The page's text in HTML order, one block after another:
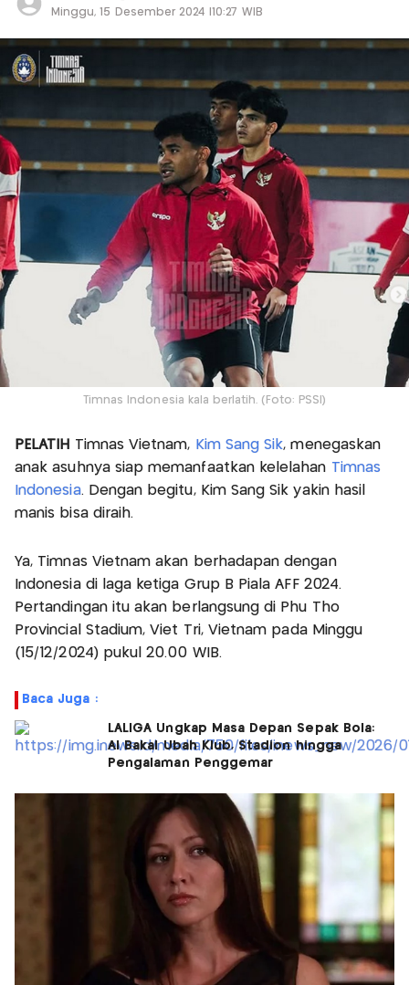
Minggu, 15 Desember 2024 |10:27 WIB
Timnas Indonesia kala berlatih. (Foto: PSSI)
PELATIH Timnas Vietnam, Kim Sang Sik, menegaskan
anak asuhnya siap memanfaatkan kelelahan Timnas
Indonesia. Dengan begitu, Kim Sang Sik yakin hasil
manis bisa diraih.
Ya, Timnas Vietnam akan berhadapan dengan
Indonesia di laga ketiga Grup B Piala AFF 2024.
Pertandingan itu akan berlangsung di Phu Tho
Provincial Stadium, Viet Tri, Vietnam pada Minggu
(15/12/2024) pukul 20.00 WIB.
Baca Juga :
LALIGA Ungkap Masa Depan Sepak Bola:
AI Bakal Ubah Klub, Stadion hingga
Pengalaman Penggemar